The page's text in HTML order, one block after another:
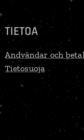
TIETOA
Andvändar och
Tietosuoja